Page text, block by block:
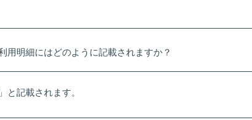
用明細にはどのように記載されますか？
と記載されます。